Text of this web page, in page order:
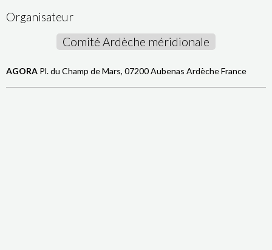
Organisateur
Comité Ardèche méridionale
AGORA Pl. du Champ de Mars, 07200 Aubenas Ardèche France